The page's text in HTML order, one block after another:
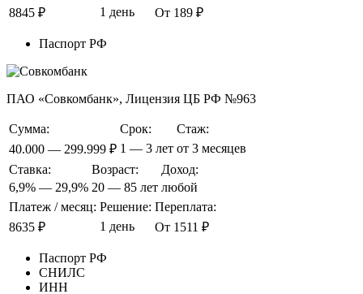
8845 ₽
1 день От 189 ₽
Паспорт РФ
ПАО «Совкомбанк», Лицензия ЦБ РФ №963
Сумма: Срок:
Стаж:
40.000 — 299.999 ₽ 1 — 3 лет от 3 месяцев
Ставка:
Возраст:
Доход:
6,9% — 29,9% 20 — 85 лет любой
Платеж / месяц: Решение: Переплата:
8635 ₽
1 день От 1511 ₽
Паспорт РФ
СНИЛС
ИНН